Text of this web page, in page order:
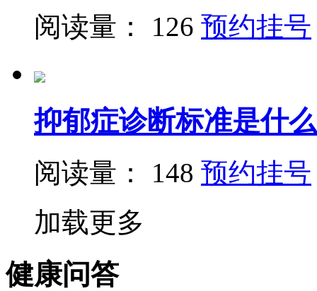
阅读量： 126 预约挂号
抑郁症诊断标准是什么
阅读量： 148 预约挂号
加载更多
健康问答